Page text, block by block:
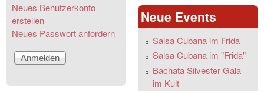
Neues Benutzerkonto
erstellen
Neues Passwort anfordern
Neue Events
Salsa Cubana im Frida
Salsa Cubana im "Frida"
Bachata Silvester Gala
im Kult